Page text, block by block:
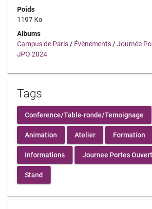
Poids
1197 Ko
Albums
Campus de Paris/ Évènements/Journée
JPO 2024
Tags
Conference/Table-ronde/Temoignage
Animation Atelier Formation
Informations Journee Portes
Stand